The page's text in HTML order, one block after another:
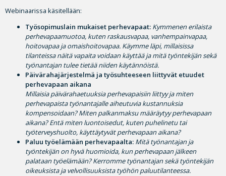
Webinaarissa käsitellään:
Työsopimuslain mukaiset perhevapaat: Kymmenen erilaista
perhevapaamuotoa, kuten raskausvapaa, vanhempainvapaa,
hoitovapaa ja omaishoitovapaa. Käymme läpi, millaisissa
tilanteissa näitä vapaita voidaan käyttää ja mitä työntekijän sekä
työnantajan tulee tietää niiden käytännöistä.
Päivärahajärjestelmä ja työsuhteeseen liittyvät etuudet
perhevapaan aikana
Millaisia päivärahaetuuksia perhevapaisiin liittyy ja miten
perhevapaista työnantajalle aiheutuvia kustannuksia
kompensoidaan? Miten palkanmaksu määräytyy perhevapaan
aikana? Entä miten luontoisedut, kuten puhelinetu tai
työterveyshuolto, käyttäytyvät perhevapaan aikana?
Paluu työelämään perhevapaalta: Mitä työnantajan ja
työntekijän on hyvä huomioida, kun perhevapaan jälkeen
palataan työelämään? Kerromme työnantajan sekä työntekijän
oikeuksista ja velvollisuuksista työhön paluutilanteessa.